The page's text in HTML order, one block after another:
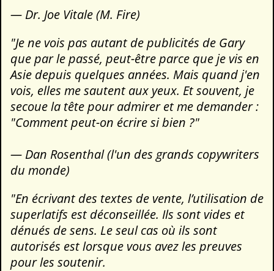
— Dr. Joe Vitale (M. Fire)
"Je ne vois pas autant de publicités de Gary
que par le passé, peut-être parce que je vis en
Asie depuis quelques années. Mais quand j'en
vois, elles me sautent aux yeux. Et souvent, je
secoue la tête pour admirer et me demander :
"Comment peut-on écrire si bien ?"
— Dan Rosenthal (l'un des grands copywriters
du monde)
"En écrivant des textes de vente, l’utilisation de
superlatifs est déconseillée. Ils sont vides et
dénués de sens. Le seul cas où ils sont
autorisés est lorsque vous avez les preuves
pour les soutenir.